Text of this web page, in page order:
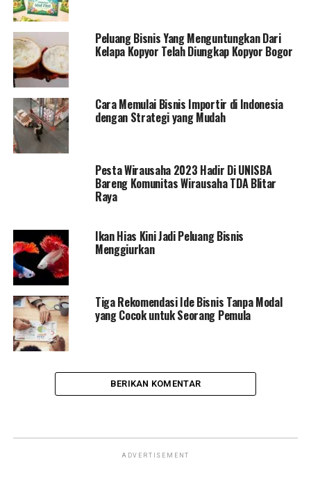
Peluang Bisnis Yang Menguntungkan Dari
Kelapa Kopyor Telah Diungkap Kopyor Bogor
Cara Memulai Bisnis Importir di Indonesia
dengan Strategi yang Mudah
Pesta Wirausaha 2023 Hadir Di UNISBA
Bareng Komunitas Wirausaha TDA Blitar
Raya
Ikan Hias Kini Jadi Peluang Bisnis
Menggiurkan
Tiga Rekomendasi Ide Bisnis Tanpa Modal
yang Cocok untuk Seorang Pemula
BERIKAN KOMENTAR
ADVERTISEMENT